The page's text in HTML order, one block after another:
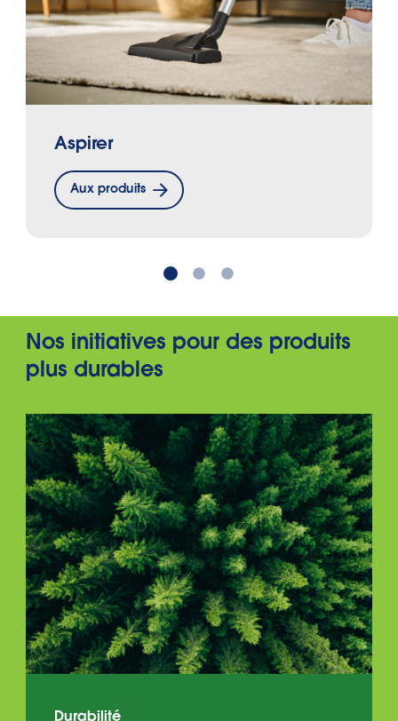
Aspirer
Aux produits
Nos initiatives pour des produits
plus durables
Durabilité